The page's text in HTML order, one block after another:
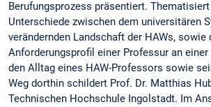
Berufungsprozess präsentiert.
Unterschiede zwischen dem universitären
verändernden Landschaft der HAWs, sowie
Anforderungsprofil einer Professur an einer
den Alltag eines HAW-Professors sowie
Weg dorthin schildert Prof. Dr. Matthias
Technischen Hochschule Ingolstadt. Im